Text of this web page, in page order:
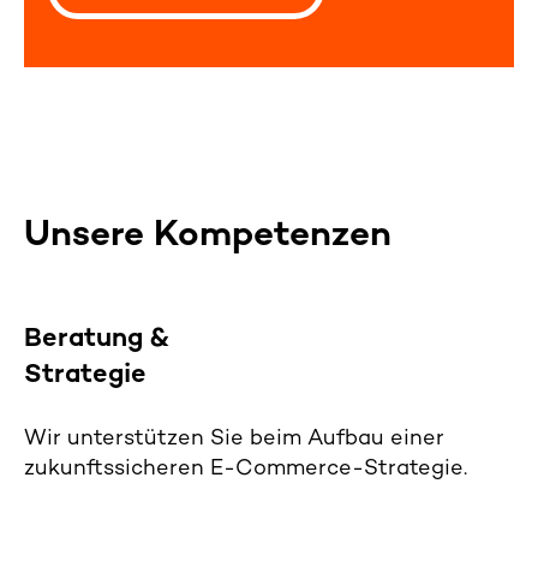
Unsere Kompetenzen
Beratung &
Strategie
Wir unterstützen Sie beim Aufbau einer
zukunftssicheren E-Commerce-Strategie.